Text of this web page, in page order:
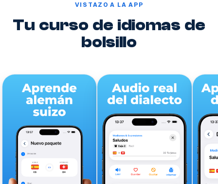
VISTAZO A LA APP
Tu curso de idiomas de
bolsillo